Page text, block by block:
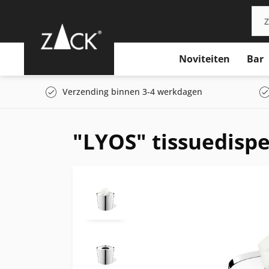
Noviteiten Bar
Verzending binnen 3-4 werkdagen
"LYOS"